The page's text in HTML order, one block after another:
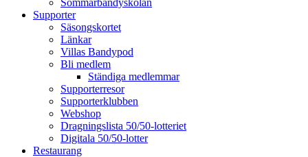
Sommarbandyskolan
Supporter
Säsongskortet
Länkar
Villas Bandypod
Bli medlem
Ständiga medlemmar
Supporterresor
Supporterklubben
Webshop
Dragningslista 50/50-lotteriet
Digitala 50/50-lotter
Restaurang